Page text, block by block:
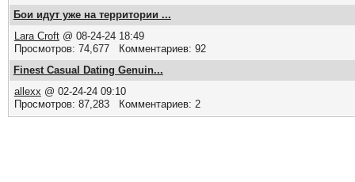
Бои идут уже на территории ...
Lara Croft@ 08-24-24 18:49
Просмотров: 74,677 Комментариев: 92
Finest Сasual Dating Genuin...
allexx @ 02-24-24 09:10
Просмотров: 87,283 Комментариев: 2